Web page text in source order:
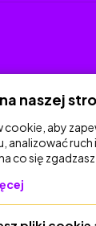
naszej
cookie, aby
analizować
co się zgadzasz.